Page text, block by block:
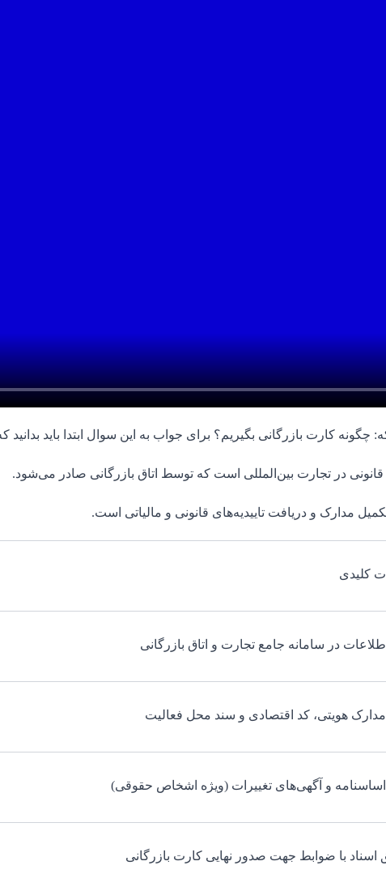
کارت بازرگانی بگیریم؟ برای جواب به این سوال ابتدا باید
در تجارت بین‌المللی است که توسط اتاق بازرگانی صادر می‌شود.
مدارک و دریافت تاییدیه‌های قانونی و مالیاتی است.
کلیدی
در سامانه جامع تجارت و اتاق بازرگانی
مدارک هویتی، کد اقتصادی و سند محل فعالیت
اساسنامه و آگهی‌های تغییرات (ویژه اشخاص حقوقی)
اسناد با ضوابط جهت صدور نهایی کارت بازرگانی